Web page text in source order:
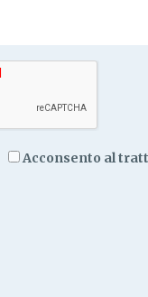
Acconsento al